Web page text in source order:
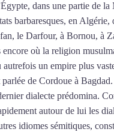
dans une partie de la
barbaresques, en Algérie,
le Darfour, à Bornou, à
encore où la religion
autrefois un empire plus
de Cordoue à
dialecte prédomina.
autour de lui les
idiomes sémitiques,